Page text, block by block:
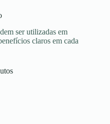
ser utilizadas em
claros em cada